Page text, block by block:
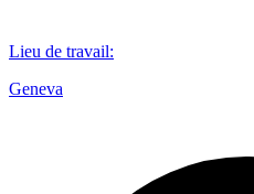
Lieu de travail:
Geneva